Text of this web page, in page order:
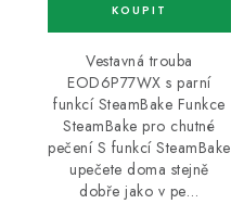
Vestavná trouba
EOD6P77WX s parní
funkcí SteamBake Funkce
SteamBake pro chutné
pečení S funkcí SteamBake
upečete doma stejně
dobře jako v pe…